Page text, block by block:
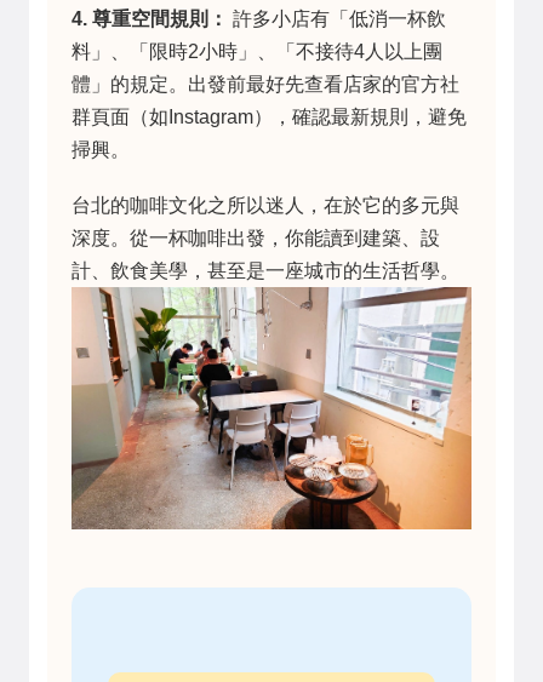
4. 尊重空間規則： 許多小店有「低消一杯飲
料」、「限時2小時」、「不接待4人以上團
體」的規定。出發前最好先查看店家的官方社
群頁面（如Instagram），確認最新規則，避免
掃興。
台北的咖啡文化之所以迷人，在於它的多元與
深度。從一杯咖啡出發，你能讀到建築、設
計、飲食美學，甚至是一座城市的生活哲學。